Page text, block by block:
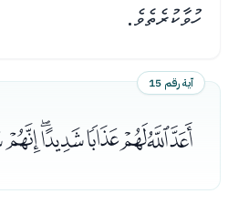
ހުވާކުރެތެވެ.
آية رقم 15